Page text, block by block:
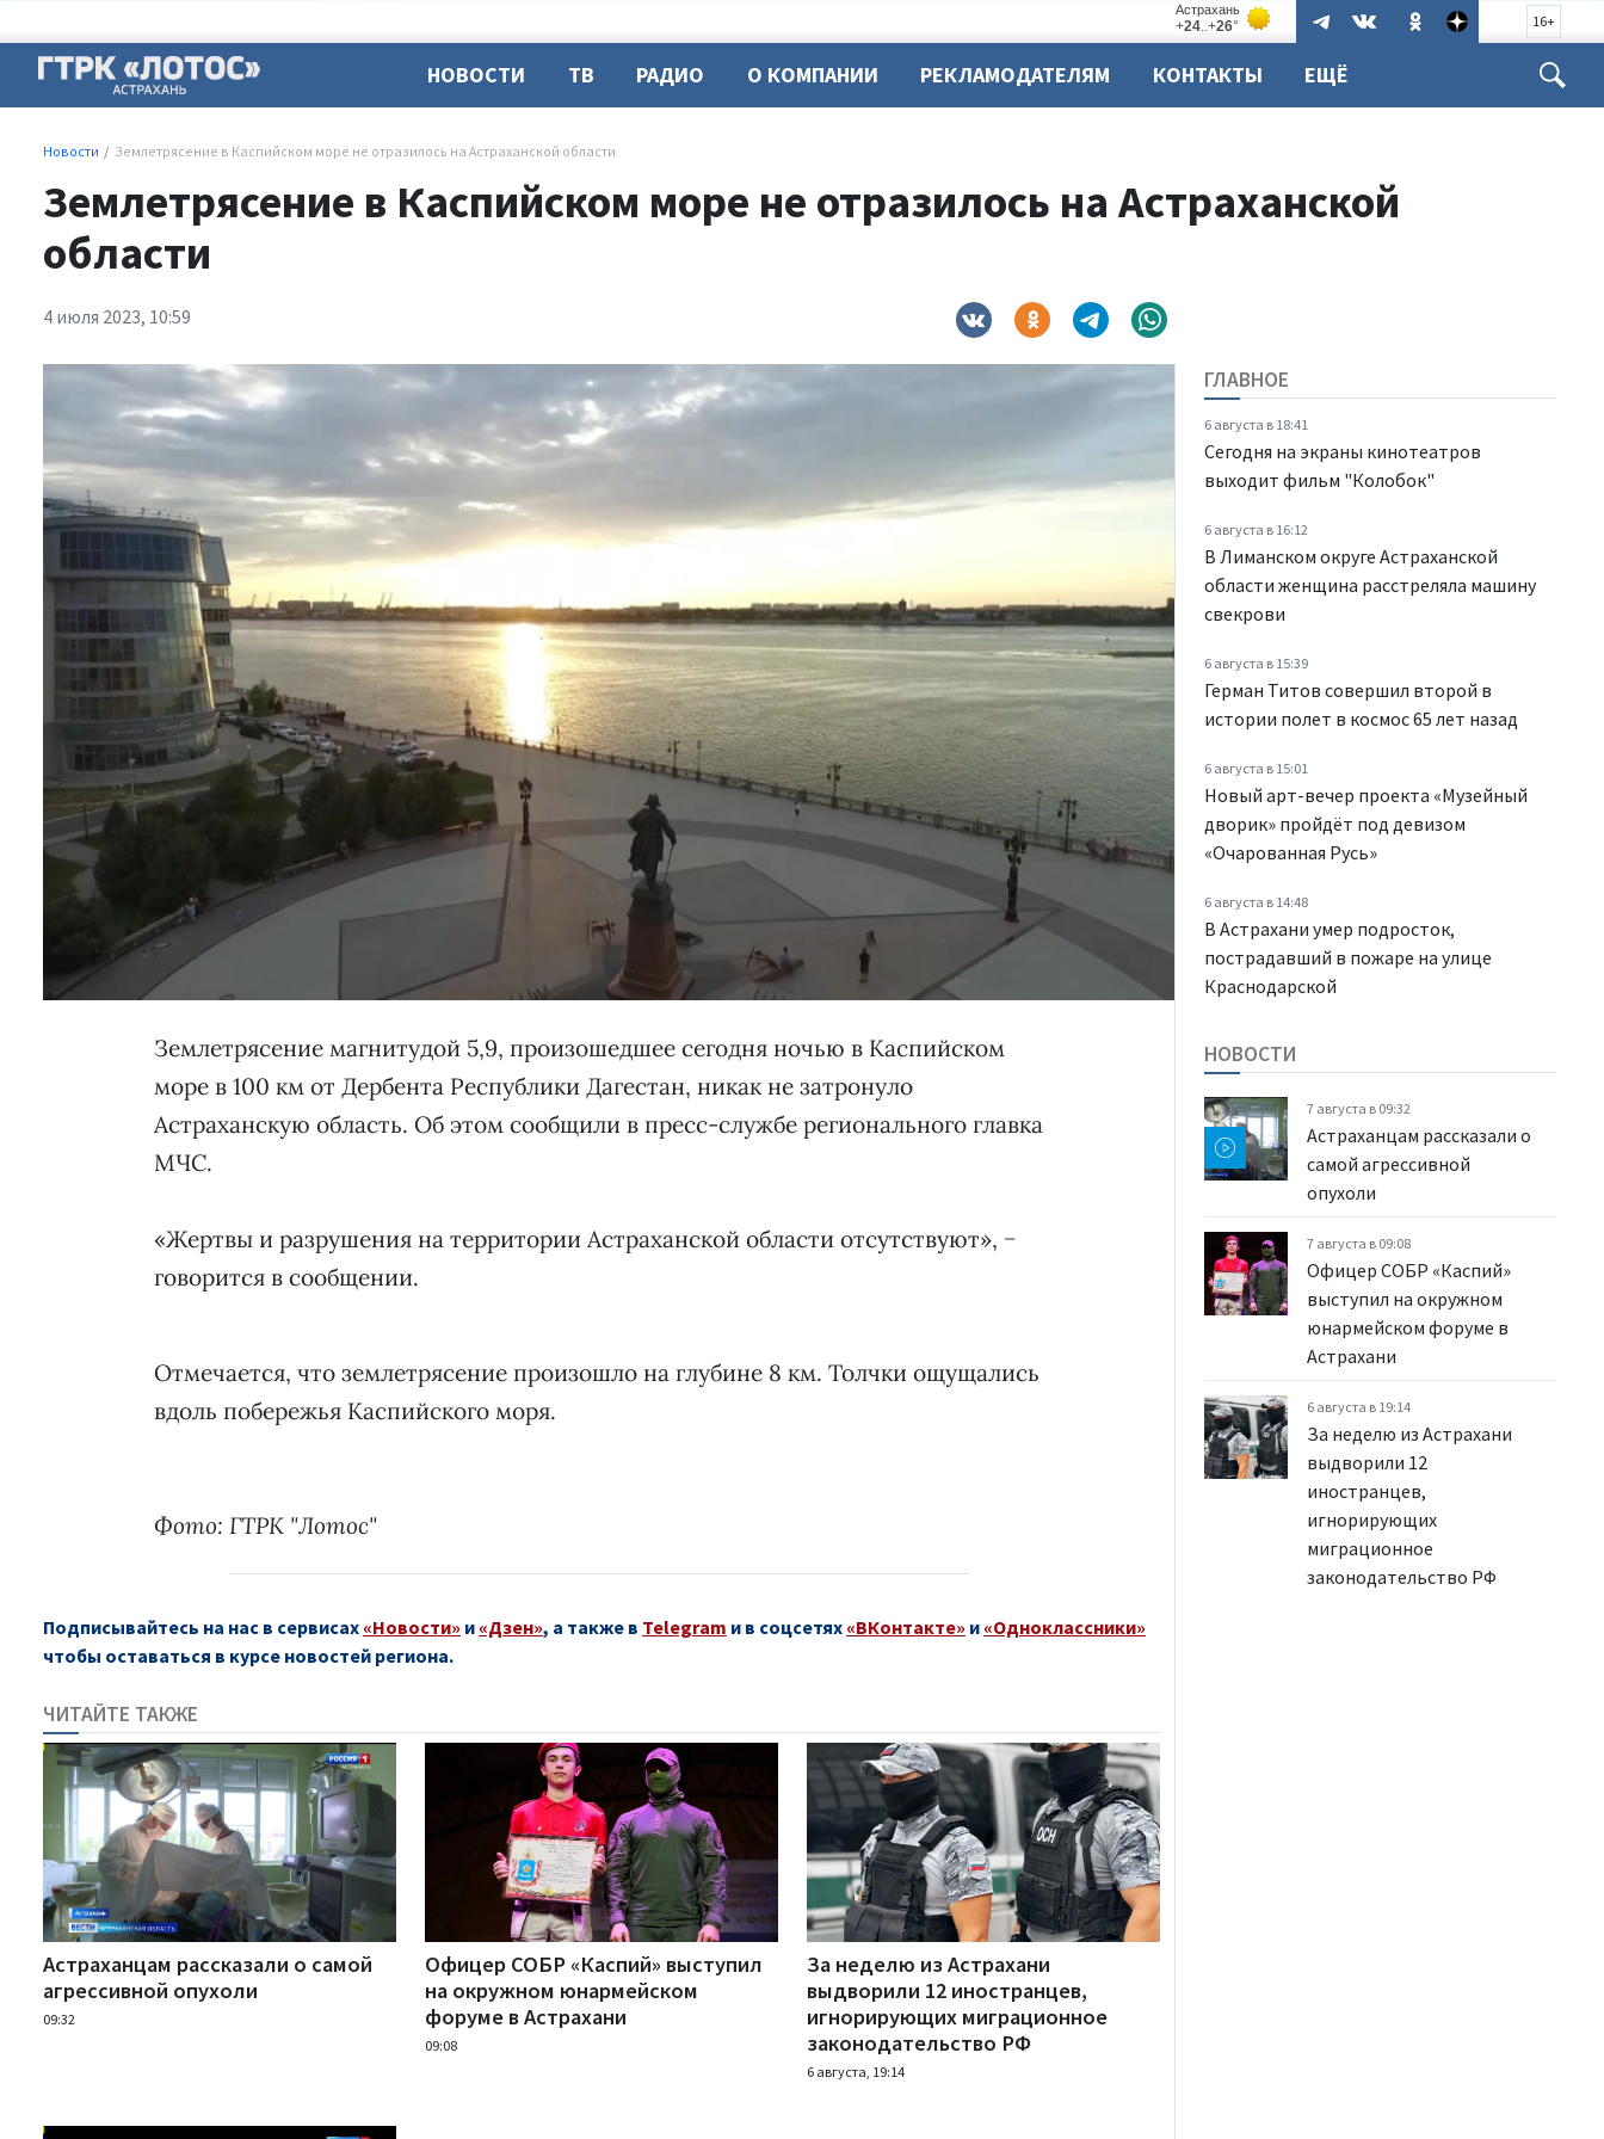
16+
НОВОСТИ ТВ РАДИО О КОМПАНИИ РЕКЛАМОДАТЕЛЯМ КОНТАКТЫ ЕЩЁ
Новости Землетрясение в Каспийском море не отразилось на Астраханской области
Землетрясение в Каспийском море не отразилось на Астраханской
области
4 июля 2023, 10:59
ГЛАВНОЕ
6 августа в 18:41
Сегодня на экраны кинотеатров
выходит фильм "Колобок"
6 августа в 16:12
В Лиманском округе Астраханской
области женщина расстреляла машину
свекрови
6 августа в 15:39
Герман Титов совершил второй в
истории полет в космос 65 лет назад
6 августа в 15:01
Новый арт-вечер проекта «Музейный
дворик» пройдёт под девизом
«Очарованная Русь»
6 августа в 14:48
В Астрахани умер подросток,
пострадавший в пожаре на улице
Краснодарской
Землетрясение магнитудой 5,9, произошедшее сегодня ночью в Каспийском
море в 100 км от Дербента Республики Дагестан, никак не затронуло
Астраханскую область. Об этом сообщили в пресс-службе регионального главка
МЧС.
«Жертвы и разрушения на территории Астраханской области отсутствуют», −
говорится в сообщении.
Отмечается, что землетрясение произошло на глубине 8 км. Толчки ощущались
вдоль побережья Каспийского моря.
Фото: ГТРК "Лотос"
Подписывайтесь на нас в сервисах «Новости» и «Дзен», а также в Telegram и в соцсетях «ВКонтакте» и «Одноклассники»
чтобы оставаться в курсе новостей региона.
ЧИТАЙТЕ ТАКЖЕ
Астраханцам рассказали о самой
агрессивной опухоли
09:32
Офицер СОБР «Каспий» выступил
на окружном юнармейском
форуме в Астрахани
09:08
За неделю из Астрахани
выдворили 12 иностранцев,
игнорирующих миграционное
законодательство РФ
6 августа, 19:14
НОВОСТИ
7 августа в 09:32
Астраханцам рассказали о
самой агрессивной
опухоли
7 августа в 09:08
Офицер СОБР «Каспий»
выступил на окружном
юнармейском форуме в
Астрахани
6 августа в 19:14
За неделю из Астрахани
выдворили 12
иностранцев,
игнорирующих
миграционное
законодательство РФ